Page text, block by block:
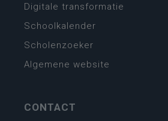
Digitale transformatie
Schoolkalender
Scholenzoeker
Algemene website
CONTACT